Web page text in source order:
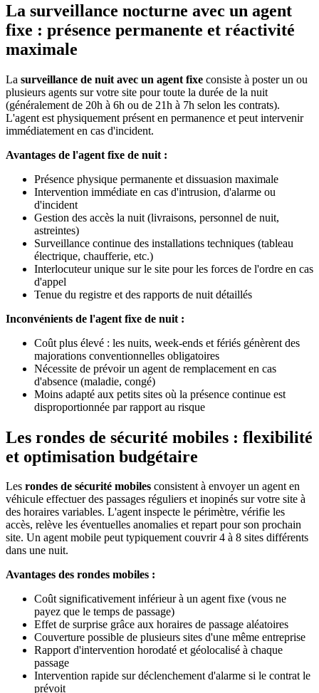
La surveillance nocturne avec un agent
fixe : présence permanente et réactivité
maximale
La surveillance de nuit avec un agent fixe consiste à poster un ou
plusieurs agents sur votre site pour toute la durée de la nuit
(généralement de 20h à 6h ou de 21h à 7h selon les contrats).
L'agent est physiquement présent en permanence et peut intervenir
immédiatement en cas d'incident.
Avantages de l'agent fixe de nuit :
Présence physique permanente et dissuasion maximale
Intervention immédiate en cas d'intrusion, d'alarme ou
d'incident
Gestion des accès la nuit (livraisons, personnel de nuit,
astreintes)
Surveillance continue des installations techniques (tableau
électrique, chaufferie, etc.)
Interlocuteur unique sur le site pour les forces de l'ordre en cas
d'appel
Tenue du registre et des rapports de nuit détaillés
Inconvénients de l'agent fixe de nuit :
Coût plus élevé : les nuits, week-ends et fériés génèrent des
majorations conventionnelles obligatoires
Nécessite de prévoir un agent de remplacement en cas
d'absence (maladie, congé)
Moins adapté aux petits sites où la présence continue est
disproportionnée par rapport au risque
Les rondes de sécurité mobiles : flexibilité
et optimisation budgétaire
Les rondes de sécurité mobiles consistent à envoyer un agent en
véhicule effectuer des passages réguliers et inopinés sur votre site à
des horaires variables. L'agent inspecte le périmètre, vérifie les
accès, relève les éventuelles anomalies et repart pour son prochain
site. Un agent mobile peut typiquement couvrir 4 à 8 sites différents
dans une nuit.
Avantages des rondes mobiles :
Coût significativement inférieur à un agent fixe (vous ne
payez que le temps de passage)
Effet de surprise grâce aux horaires de passage aléatoires
Couverture possible de plusieurs sites d'une même entreprise
Rapport d'intervention horodaté et géolocalisé à chaque
passage
Intervention rapide sur déclenchement d'alarme si le contrat le
prévoit